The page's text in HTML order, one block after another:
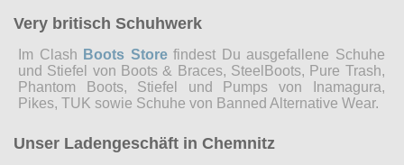
Very britisch Schuhwerk
Im Clash Boots Storefindest Du ausgefallene Schuhe
und Stiefel von Boots & Braces, SteelBoots, Pure Trash,
Phantom Boots, Stiefel und Pumps von Inamagura,
Pikes, TUK sowie Schuhe von Banned Alternative Wear.
Unser Ladengeschäft in Chemnitz